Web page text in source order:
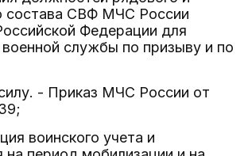
состава СВФ МЧС России
Федерации для
службы по призыву и по
- Приказ МЧС России от
воинского учета и